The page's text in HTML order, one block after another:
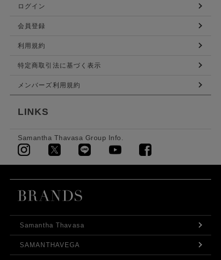
ログイン
会員登録
利用規約
特定商取引法に基づく表示
メンバーズ利用規約
LINKS
Samantha Thavasa Group Info.
Samantha Thavasa
SAMANTHAVEGA